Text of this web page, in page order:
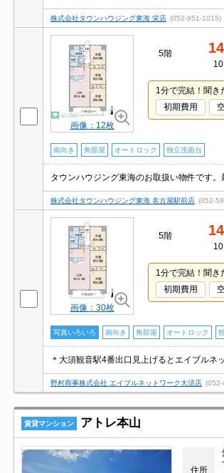
株式会社タウンハウジング東海 栄店 (052-951-1015)
画像：12枚
5階
1分で完結！聞き
初期費用
南向き 角部屋 オートロック 独立洗面台
タウンハウジング東海のお取扱い物件です
株式会社タウンハウジング東海 名古屋駅前店 (052-
画像：30枚
5階
1分で完結！聞き
初期費用
写真いろいろ 南向き 角部屋 オートロック
＊大須観音駅4番出口見上げるとエイブルネ
野村商事株式会社 エイブルネットワーク大須店
賃貸マンション アトレ本山
住所